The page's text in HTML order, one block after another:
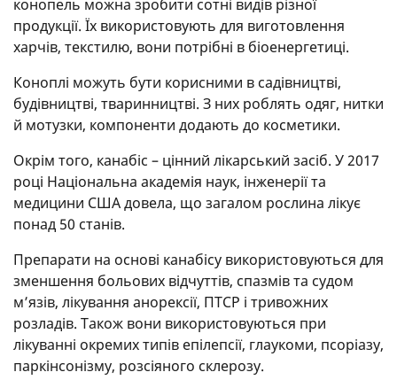
конопель можна зробити сотні видів різної
продукції. Їх використовують для виготовлення
харчів, текстилю, вони потрібні в біоенергетиці.
Коноплі можуть бути корисними в садівництві,
будівництві, тваринництві. З них роблять одяг, нитки
й мотузки, компоненти додають до косметики.
Окрім того, канабіс – цінний лікарський засіб. У 2017
році Національна академія наук, інженерії та
медицини США довела, що загалом рослина лікує
понад 50 станів.
Препарати на основі канабісу використовуються для
зменшення больових відчуттів, спазмів та судом
м’язів, лікування анорексії, ПТСР і тривожних
розладів. Також вони використовуються при
лікуванні окремих типів епілепсії, глаукоми, псоріазу,
паркінсонізму, розсіяного склерозу.